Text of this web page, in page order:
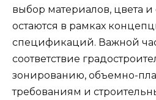
выбор материалов, цвета
остаются в рамках
спецификаций. Важной
соответствие
зонированию, объемно-
требованиям и